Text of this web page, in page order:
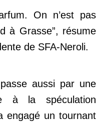
On n’est pas
à Grasse”, résume
de SFA-Neroli.
aussi par une
à la spéculation
engagé un tournant